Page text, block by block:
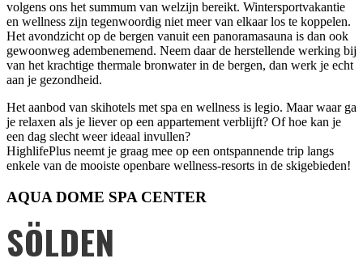
volgens ons het summum van welzijn bereikt. Wintersportvakantie
en wellness zijn tegenwoordig niet meer van elkaar los te koppelen.
Het avondzicht op de bergen vanuit een panoramasauna is dan ook
gewoonweg adembenemend. Neem daar de herstellende werking bij
van het krachtige thermale bronwater in de bergen, dan werk je echt
aan je gezondheid.
Het aanbod van skihotels met spa en wellness is legio. Maar waar ga
je relaxen als je liever op een appartement verblijft? Of hoe kan je
een dag slecht weer ideaal invullen?
HighlifePlus neemt je graag mee op een ontspannende trip langs
enkele van de mooiste openbare wellness-resorts in de skigebieden!
AQUA DOME SPA CENTER
SÖLDEN